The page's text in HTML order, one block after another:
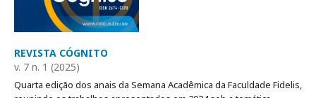
REVISTA CÓGNITO
v. 7 n. 1 (2025)
Quarta edição dos anais da Semana Acadêmica da Faculdade Fidelis,